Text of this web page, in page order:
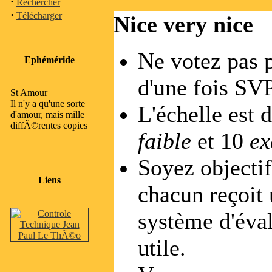
Rechercher
· Télécharger
Ephéméride
St Amour
Il n'y a qu'une sorte
d'amour, mais mille
diffÃ©rentes copies
Liens
Nice very nice
Ne votez pas
d'une fois
L'échelle est
faible et 10
Soyez
chacun reçoit
système
utile.